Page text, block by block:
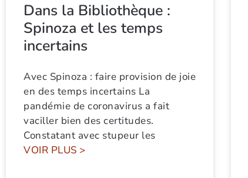
Dans la Bibliothèque :
Spinoza et les temps
incertains
Avec Spinoza : faire provision de joie
en des temps incertains La
pandémie de coronavirus a fait
vaciller bien des certitudes.
Constatant avec stupeur les
VOIR PLUS >